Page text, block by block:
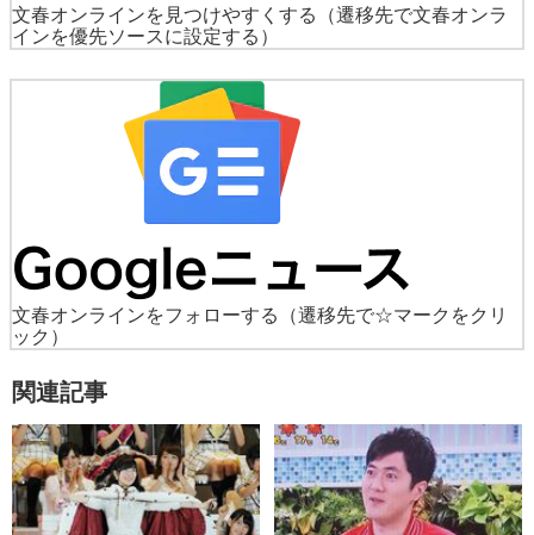
文春オンラインを見つけやすくする
（遷移先で文春オンラ
インを優先ソースに設定する）
文春オンラインをフォローする
（遷移先で☆マークをクリ
ック）
関連記事